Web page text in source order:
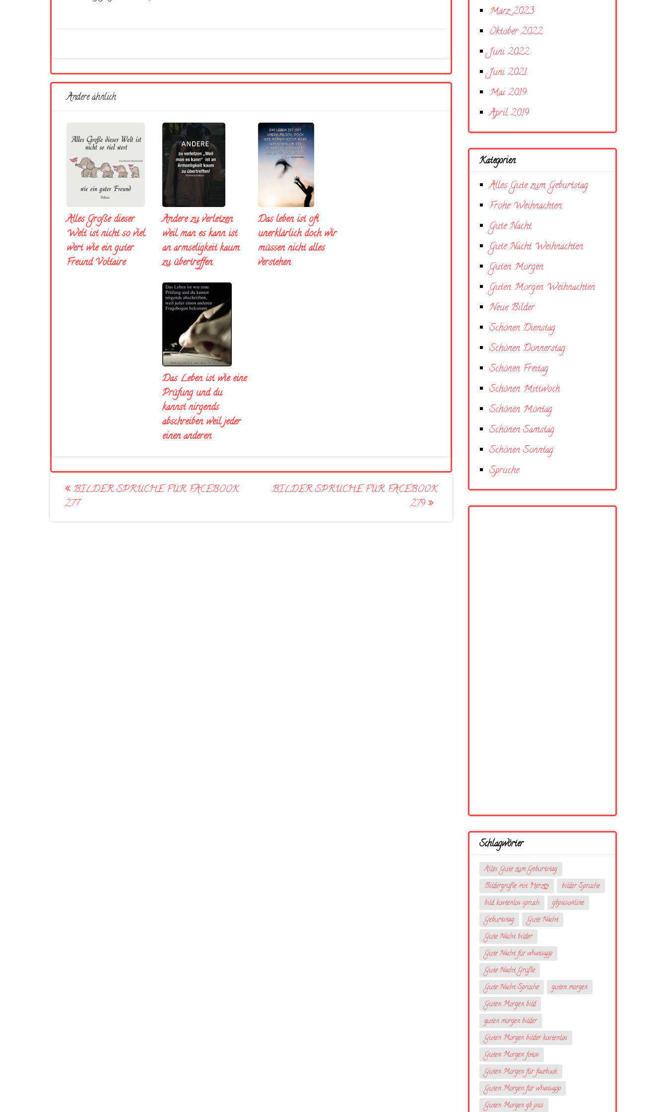
Andere ähnlich
Alles Große dieser
Welt ist nicht so viel
wert wie ein guter
Freund Voltaire
Andere zu verletzen
weil man es kann ist
an armseligkeit kaum
zu übertreffen
Das leben ist oft
unerklärlich doch wir
müssen nicht alles
verstehen
Das Leben ist wie eine
Prüfung und du
kannst nirgends
abschreiben weil jeder
einen anderen
Post
navigation
BILDER SPRÜCHE FÜR FACEBOOK
277
BILDER SPRÜCHE FÜR FACEBOOK
279
März 2023
Oktober 2022
Juni 2022
Juni 2021
Mai 2019
April 2019
Kategorien
Alles Gute zum Geburtstag
Frohe Weihnachten
Gute Nacht
Gute Nacht Weihnachten
Guten Morgen
Guten Morgen Weihnachten
Neue Bilder
Schönen Dienstag
Schönen Donnerstag
Schönen Freitag
Schönen Mittwoch
Schönen Montag
Schönen Samstag
Schönen Sonntag
Sprüche
Schlagwörter
Alles Gute zum Geburtstag
Bildergrüße mit Herzღ
bilder Sprüche
bild kostenlos spruch
gbpicsonline
Geburtstag
Gute Nacht
Gute Nacht bilder
Gute Nacht für whatsapp
Gute Nacht Grüße
Gute Nacht Sprüche
guten morgen
Guten Morgen bild
guten morgen bilder
Guten Morgen bilder kostenlos
Guten Morgen fotos
Guten Morgen für facebook
Guten Morgen für whatsapp
Guten Morgen gb pics